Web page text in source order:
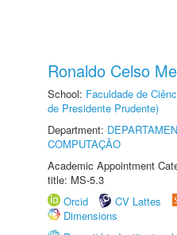
Ronaldo Celso
School: Faculdade de
de Presidente Prudente)
Department:
COMPUTAÇÃO
Academic Appointment
title: MS-5.3
Orcid
CV Lattes
Dimensions